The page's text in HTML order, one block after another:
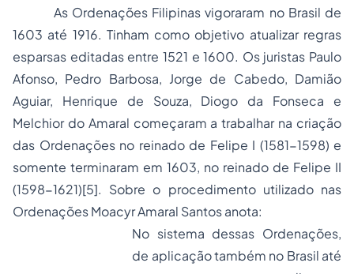
As Ordenações Filipinas vigoraram no Brasil de
1603 até 1916. Tinham como objetivo atualizar regras
esparsas editadas entre 1521 e 1600. Os juristas Paulo
Afonso, Pedro Barbosa, Jorge de Cabedo, Damião
Aguiar, Henrique de Souza, Diogo da Fonseca e
Melchior do Amaral começaram a trabalhar na criação
das Ordenações no reinado de Felipe I (1581-1598) e
somente terminaram em 1603, no reinado de Felipe II
(1598-1621)[5]. Sobre o procedimento utilizado nas
Ordenações Moacyr Amaral Santos anota:
No sistema dessas Ordenações,
de aplicação também no Brasil até